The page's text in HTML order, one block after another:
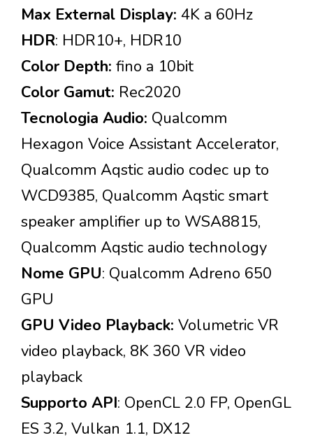
Max External Display: 4K a 60Hz
HDR: HDR10+, HDR10
Color Depth: fino a 10bit
Color Gamut: Rec2020
Tecnologia Audio: Qualcomm
Hexagon Voice Assistant Accelerator,
Qualcomm Aqstic audio codec up to
WCD9385, Qualcomm Aqstic smart
speaker amplifier up to WSA8815,
Qualcomm Aqstic audio technology
Nome GPU: Qualcomm Adreno 650
GPU
GPU Video Playback: Volumetric VR
video playback, 8K 360 VR video
playback
Supporto API: OpenCL 2.0 FP, OpenGL
ES 3.2, Vulkan 1.1, DX12